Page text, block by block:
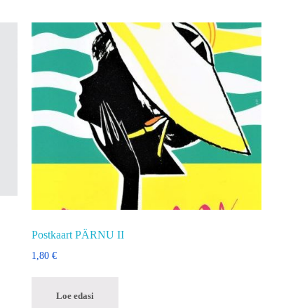
Postkaart PÄRNU II
1,80€
Loe edasi